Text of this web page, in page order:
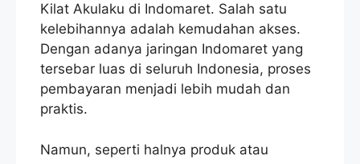
Kilat Akulaku di Indomaret. Salah satu
kelebihannya adalah kemudahan akses.
Dengan adanya jaringan Indomaret yang
tersebar luas di seluruh Indonesia, proses
pembayaran menjadi lebih mudah dan
praktis.
Namun, seperti halnya produk atau